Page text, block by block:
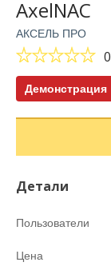
AxelNAC
АКСЕЛЬ ПРО
0
Демонстрация
Детали
Пользователи
Цена